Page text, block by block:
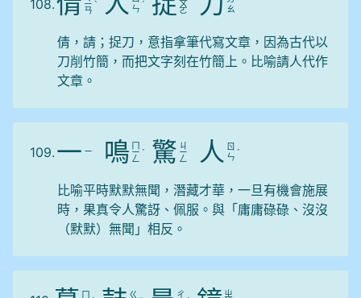
108. ㄧ
ㄢ
ˋ
ㄣ ˊ ㄨ
ㄛ
ㄠ
倩，請；捉刀，意指拿筆代寫文章，因為古代以
刀削竹簡，而把文字刻在竹簡上。比喻請人代作
文章。
109. 一 ㄧ 鳴 ㄇ
ㄧ
ㄥ
ˊ 驚 ㄐ
ㄧ
ㄥ 人 ㄖ
ㄣ ˊ
比喻平時默默無聞，潛藏才華，一旦有機會施展
時，果真令人驚訝、佩服。與「庸庸碌碌、沒沒
（默默）無聞」相反。
ㄇ
ㄍ
ㄔ
ㄓ